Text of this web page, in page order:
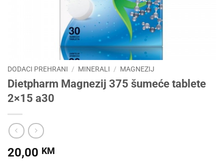
DODACI PREHRANI / MINERALI / MAGNEZIJ
Dietpharm Magnezij 375 šumeće tablete
2×15 a30
20,00 KM